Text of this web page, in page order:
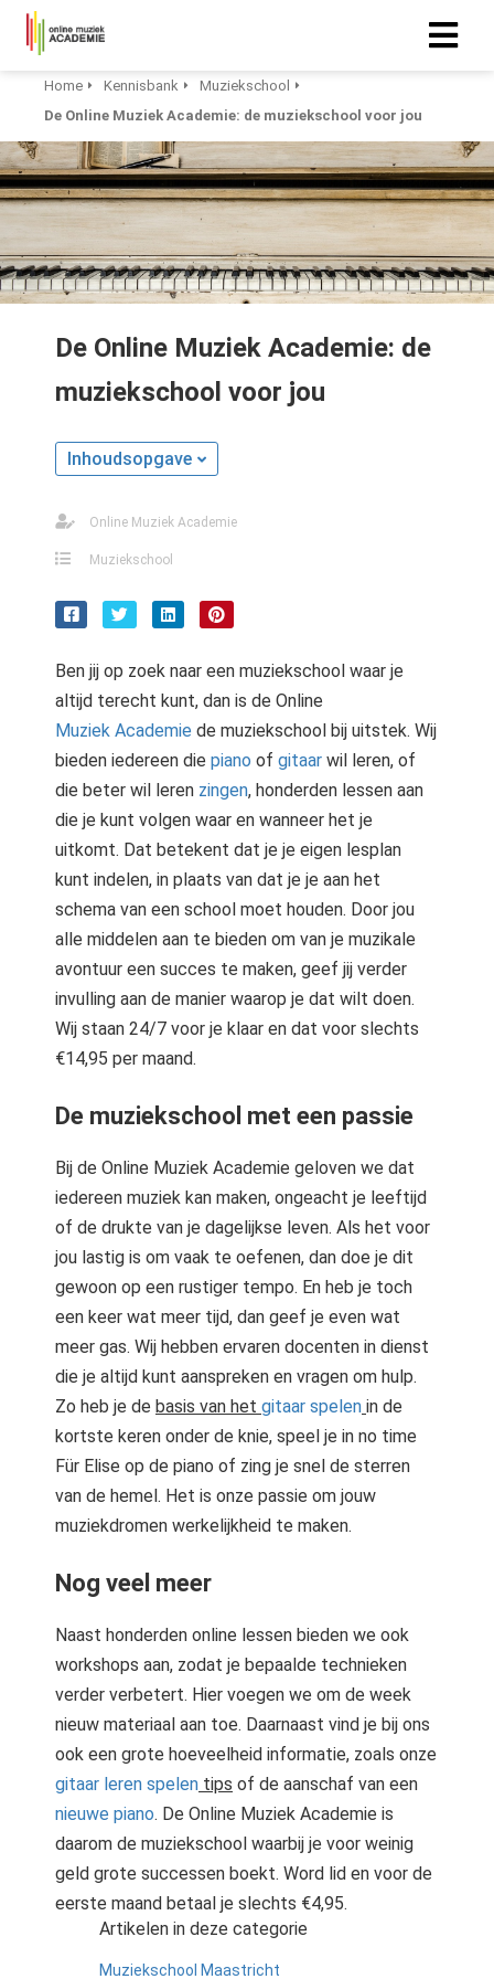
Home Kennisbank
Muziekschool
De Online Muziek Academie: de muziekschool voor jou
De Online Muziek Academie: de
muziekschool voor jou
Inhoudsopgave
Online Muziek Academie
Muziekschool
Ben jij op zoek naar een muziekschool waar je
altijd terecht kunt, dan is de Online
Muziek Academie de muziekschool bij uitstek. Wij
bieden iedereen die piano of gitaar wil leren, of
die beter wil leren zingen, honderden lessen aan
die je kunt volgen waar en wanneer het je
uitkomt. Dat betekent dat je je eigen lesplan
kunt indelen, in plaats van dat je je aan het
schema van een school moet houden. Door jou
alle middelen aan te bieden om van je muzikale
avontuur een succes te maken, geef jij verder
invulling aan de manier waarop je dat wilt doen.
Wij staan 24/7 voor je klaar en dat voor slechts
€14,95 per maand.
De muziekschool met een passie
Bij de Online Muziek Academie geloven we dat
iedereen muziek kan maken, ongeacht je leeftijd
of de drukte van je dagelijkse leven. Als het voor
jou lastig is om vaak te oefenen, dan doe je dit
gewoon op een rustiger tempo. En heb je toch
een keer wat meer tijd, dan geef je even wat
meer gas. Wij hebben ervaren docenten in dienst
die je altijd kunt aanspreken en vragen om hulp.
Zo heb je de basis van het gitaar spelen in de
kortste keren onder de knie, speel je in no time
Für Elise op de piano of zing je snel de sterren
van de hemel. Het is onze passie om jouw
muziekdromen werkelijkheid te maken.
Nog veel meer
Naast honderden online lessen bieden we ook
workshops aan, zodat je bepaalde technieken
verder verbetert. Hier voegen we om de week
nieuw materiaal aan toe. Daarnaast vind je bij ons
ook een grote hoeveelheid informatie, zoals onze
gitaar leren spelen tips of de aanschaf van een
nieuwe piano. De Online Muziek Academie is
daarom de muziekschool waarbij je voor weinig
geld grote successen boekt. Word lid en voor de
eerste maand betaal je slechts €4,95.
Artikelen in deze categorie
Muziekschool Maastricht